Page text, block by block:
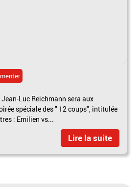
Luc Reichmann sera aux
spéciale des " 12 coups", intitulée
: Emilien vs...
Lire la suite